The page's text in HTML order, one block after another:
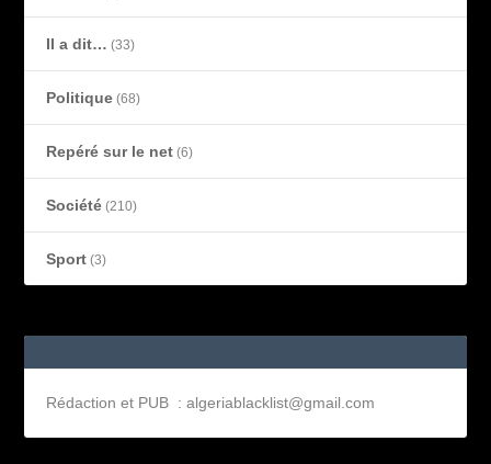
Il a dit… (33)
Politique (68)
Repéré sur le net (6)
Société (210)
Sport (3)
Rédaction et PUB : algeriablacklist@gmail.com